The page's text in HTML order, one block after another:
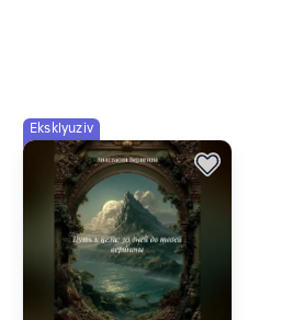
Eksklyuziv